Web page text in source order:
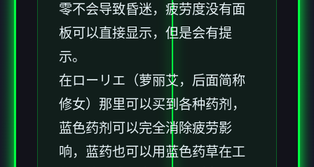
零不会导致昏迷，疲劳度没有面
板可以直接显示，但是会有提
示。
在ローリエ（萝丽艾，后面简称
修女）那里可以买到各种药剂，
蓝色药剂可以完全消除疲劳影
响，蓝药也可以用蓝色药草在工